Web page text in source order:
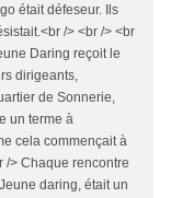
était défeseur. Ils
/> <br /> <br
Daring reçoit le
dirigeants,
de Sonnerie,
un terme à
cela commençait à
/> Chaque rencontre
daring, était un